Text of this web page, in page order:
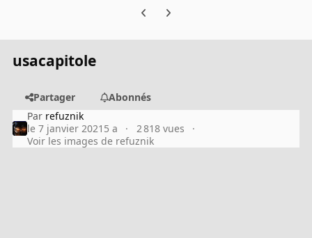
Previous carousel slide
Next carousel slide
usacapitole
Partager
Abonnés
Par refuznik
le 7 janvier 2021 5 a
2 818 vues
Voir les images de refuznik